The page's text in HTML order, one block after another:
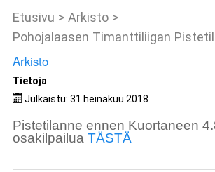
Etusivu > Arkisto >
Pohojalaasen Timanttiliigan
Arkisto
Tietoja
Julkaistu: 31 heinäkuu 2018
Pistetilanne ennen Kuortaneen
osakilpailuaTÄSTÄ